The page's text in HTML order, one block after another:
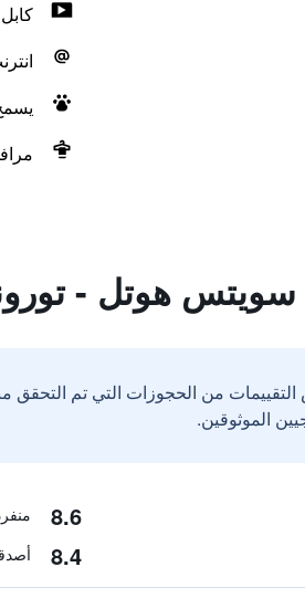
هوتل -
من الحجوزات التي تم التحقق
8.6
8.4